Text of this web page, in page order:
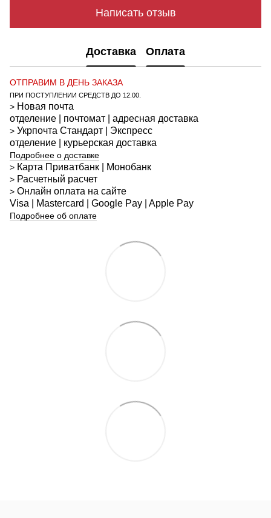
Написать отзыв
Доставка Оплата
ОТПРАВИМ В ДЕНЬ ЗАКАЗА
ПРИ ПОСТУПЛЕНИИ СРЕДСТВ ДО 12.00.
> Новая почта
отделение | почтомат | адресная доставка
> Укрпочта Стандарт
| Экспресс
отделение | курьерская доставка
Подробнее о доставке
> Карта Приватбанк | Монобанк
> Расчетный расчет
> Онлайн оплата на сайте
Visa | Mastercard | Google Pay | Apple Pay
Подробнее об оплате